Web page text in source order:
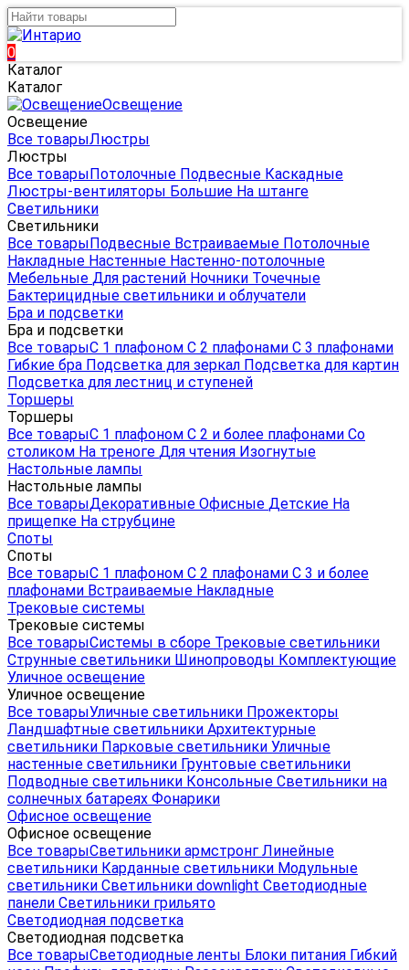
0
Каталог
Каталог
Освещение
Освещение
Все товарыЛюстры
Люстры
Все товарыПотолочные Подвесные Каскадные
Люстры-вентиляторы Большие На штанге
Светильники
Светильники
Все товарыПодвесные Встраиваемые Потолочные
Накладные Настенные Настенно-потолочные
Мебельные Для растений Ночники Точечные
Бактерицидные светильники и облучатели
Бра и подсветки
Бра и подсветки
Все товарыС 1 плафоном С 2 плафонами С 3 плафонами
Гибкие бра Подсветка для зеркал Подсветка для картин
Подсветка для лестниц и ступеней
Торшеры
Торшеры
Все товарыС 1 плафоном С 2 и более плафонами Со
столиком На треноге Для чтения Изогнутые
Настольные лампы
Настольные лампы
Все товарыДекоративные Офисные Детские На
прищепке На струбцине
Споты
Споты
Все товарыС 1 плафоном С 2 плафонами С 3 и более
плафонами Встраиваемые Накладные
Трековые системы
Трековые системы
Все товарыСистемы в сборе Трековые светильники
Струнные светильники Шинопроводы Комплектующие
Уличное освещение
Уличное освещение
Все товарыУличные светильники Прожекторы
Ландшафтные светильники Архитектурные
светильники Парковые светильники Уличные
настенные светильники Грунтовые светильники
Подводные светильники Консольные Светильники на
солнечных батареях Фонарики
Офисное освещение
Офисное освещение
Все товарыСветильники армстронг Линейные
светильники Карданные светильники Модульные
светильники Светильники downlight Светодиодные
панели Светильники грильято
Светодиодная подсветка
Светодиодная подсветка
Все товарыСветодиодные ленты Блоки питания Гибкий